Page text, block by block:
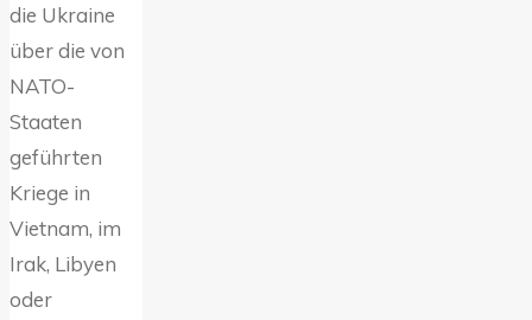
die Ukraine
über die von
NATO-
Staaten
geführten
Kriege in
Vietnam, im
Irak, Libyen
oder